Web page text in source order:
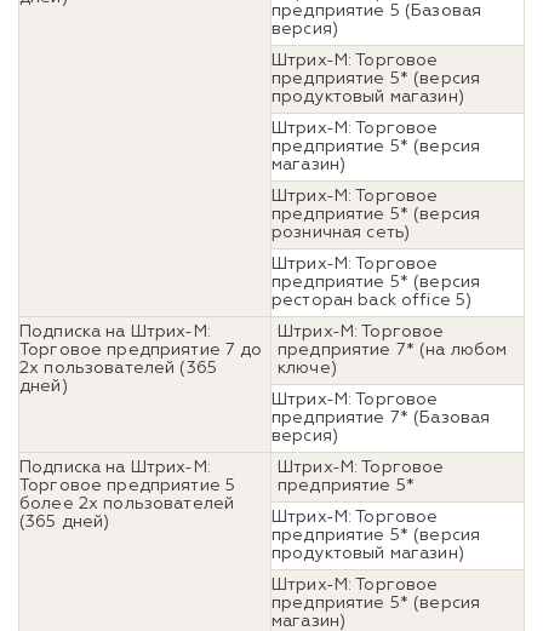
предприятие 5 (Базовая
версия)
Штрих-М: Торговое
предприятие 5* (версия
продуктовый магазин)
Штрих-М: Торговое
предприятие 5* (версия
магазин)
Штрих-М: Торговое
предприятие 5* (версия
розничная сеть)
Штрих-М: Торговое
предприятие 5* (версия
ресторан back office 5)
Подписка на Штрих-М:
Торговое предприятие 7 до
2х пользователей (365
дней)
Штрих-М: Торговое
предприятие 7* (на любом
ключе)
Штрих-М: Торговое
предприятие 7* (Базовая
версия)
Подписка на Штрих-М:
Торговое предприятие 5
более 2х пользователей
(365 дней)
Штрих-М: Торговое
предприятие 5*
Штрих-М: Торговое
предприятие 5* (версия
продуктовый магазин)
Штрих-М: Торговое
предприятие 5* (версия
магазин)